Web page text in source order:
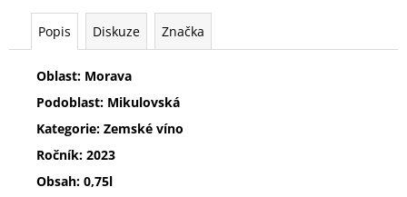
Popis Diskuze Značka
Oblast: Morava
Podoblast: Mikulovská
Kategorie: Zemské víno
Ročník: 2023
Obsah: 0,75l
SYLVÁNSKÉ
ZELENÉ
305